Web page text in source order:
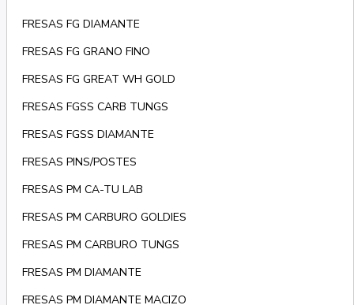
FRESAS FG DIAMANTE
FRESAS FG GRANO FINO
FRESAS FG GREAT WH GOLD
FRESAS FGSS CARB TUNGS
FRESAS FGSS DIAMANTE
FRESAS PINS/POSTES
FRESAS PM CA-TU LAB
FRESAS PM CARBURO GOLDIES
FRESAS PM CARBURO TUNGS
FRESAS PM DIAMANTE
FRESAS PM DIAMANTE MACIZO